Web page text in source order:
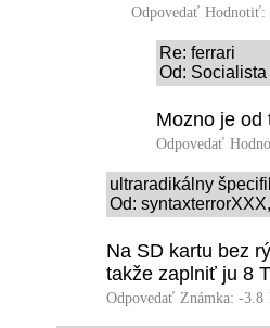
Odpovedať Hodnotiť:
Re: ferrari
Od:
Mozno je od
Odpovedať
ultraradikálny
Od:
Na SD kartu bez
takže zaplniť ju 8
Odpovedať Známka: -3.8